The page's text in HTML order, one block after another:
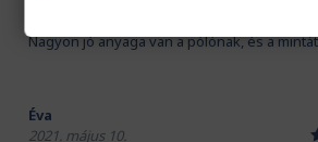
Nagyon jó anyaga van a pólónak, és a
Éva
2021. május 10.